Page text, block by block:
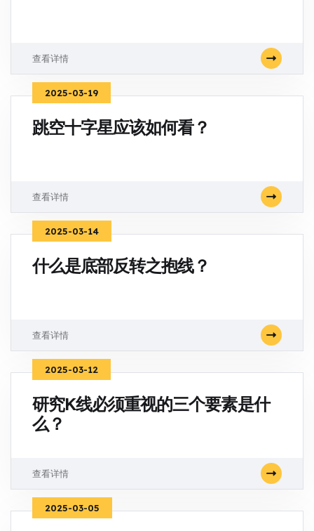
查看详情
2025-03-19
跳空十字星应该如何看？
查看详情
2025-03-14
什么是底部反转之抱线？
查看详情
2025-03-12
研究K线必须重视的三个要素是什
么？
查看详情
2025-03-05